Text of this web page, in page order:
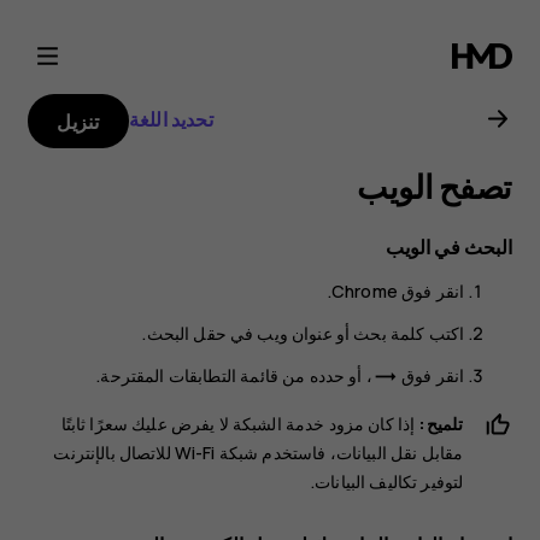
دليل
مستخدم
Nokia
G21
تحديد اللغة تنزيل
تصفح الويب
البحث في الويب
انقر فوق Chrome
.
اكتب كلمة بحث أو عنوان ويب في حقل البحث.
انقر فوق trending_flat، أو حدده من قائمة التطابقات المقترحة.
تلميح: إذا كان مزود خدمة الشبكة لا يفرض عليك سعرًا ثابتًا
مقابل نقل البيانات، فاستخدم شبكة Wi-Fi للاتصال بالإنترنت
لتوفير تكاليف البيانات.